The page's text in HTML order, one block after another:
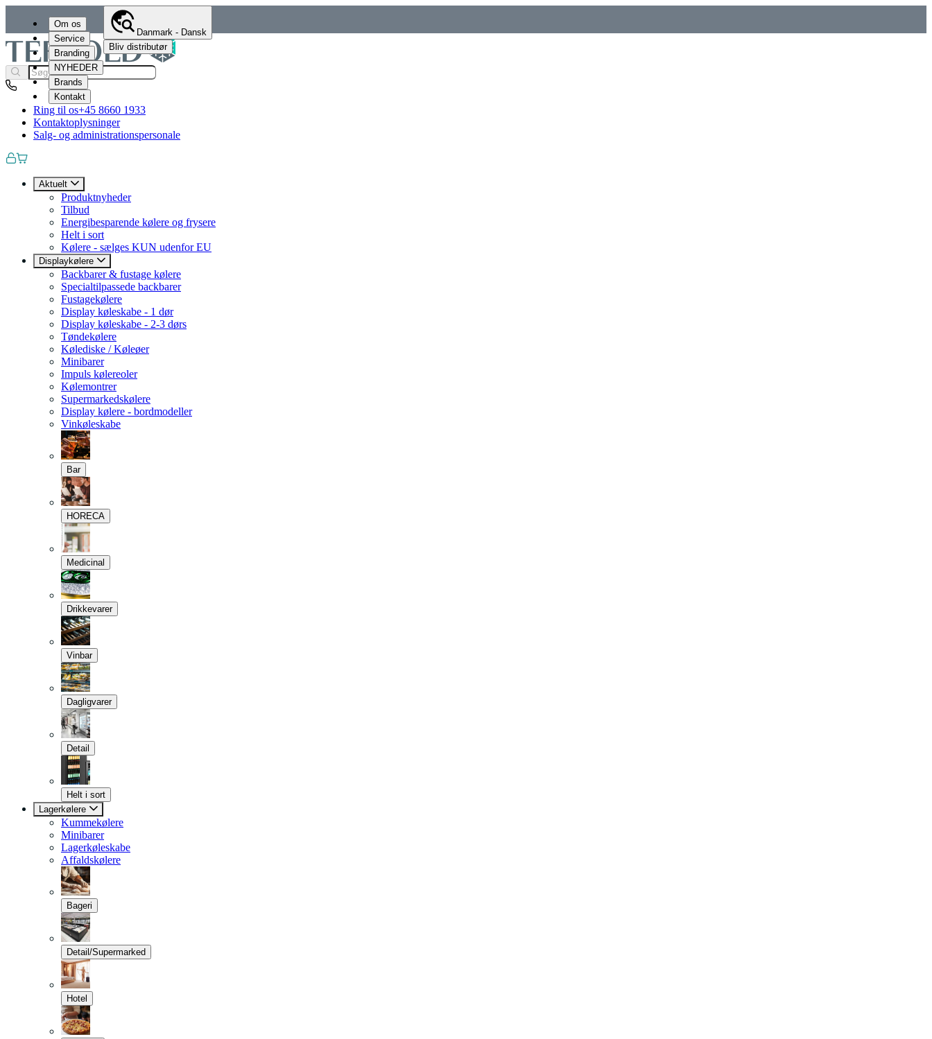
Om os
Service
Branding
NYHEDER
Brands
Kontakt
Danmark - Dansk
Bliv distributør
Ring til os+45 8660 1933
Kontaktoplysninger
Salg- og administrationspersonale
Aktuelt
Produktnyheder
Tilbud
Energibesparende kølere og frysere
Helt i sort
Kølere - sælges KUN udenfor EU
Displaykølere
Backbarer & fustage kølere
Specialtilpassede backbarer
Fustagekølere
Display køleskabe - 1 dør
Display køleskabe - 2-3 dørs
Tøndekølere
Kølediske / Køleøer
Minibarer
Impuls kølereoler
Kølemontrer
Supermarkedskølere
Display kølere - bordmodeller
Vinkøleskabe
Bar
HORECA
Medicinal
Drikkevarer
Vinbar
Dagligvarer
Detail
Helt i sort
Lagerkølere
Kummekølere
Minibarer
Lagerkøleskabe
Affaldskølere
Bageri
Detail/Supermarked
Hotel